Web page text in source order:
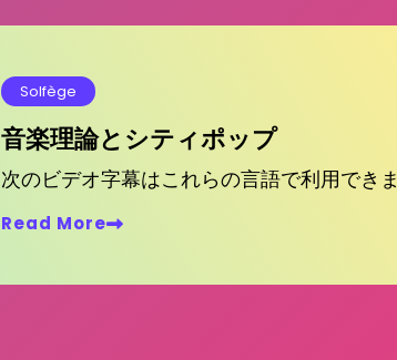
Solfège
音楽理論とシティポップ
次のビデオ字幕はこれらの言語で利用できま
Read More